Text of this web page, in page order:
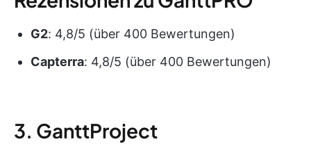
G2: 4,8/5 (über 400 Bewertungen)
Capterra: 4,8/5 (über 400 Bewertungen)
3. GanttProject